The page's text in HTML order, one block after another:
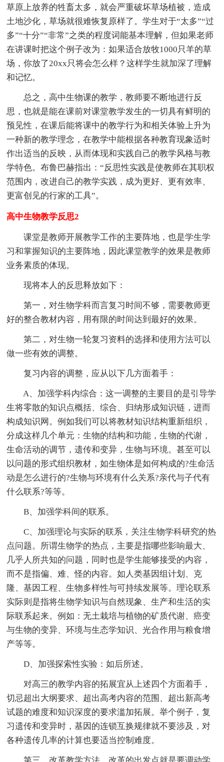
草原上放养的牲畜太多，就会严重破坏草场植被，造成
土地沙化，草场就很难恢复原样了。学生对于“太多”“过
多”“十分”“非常”之类的程度词能基本理解，但如果老师
在讲课时把这个例子改为：如果适合放牧1000只羊的草
场，你放了20xx只将会怎么样？这样学生就加深了理解
和记忆。
总之，高中生物课的教学，教师要不断地进行反
思，也就是能在课前对课堂教学发生的一切具有鲜明的
预见性，在课后能将课中的教学行为和相关体验上升为
一种新的教学理念，在教学中能根据各种教育现象适时
作出适当的反映，从而体现和实践自己的教学风格与教
学特色。布鲁巴赫指出：“反思性实践是使教师在其职权
范围内，改进自己的教学实践，成为更好、更有效率、
更富创见的行家的工具”。
高中生物教学反思2
课堂是教师开展教学工作的主要阵地，也是学生学
习和掌握知识的主要阵地，因此课堂教学的效果是教师
业务素质的体现。
现将本人的反思释放如下：
第一，对生物学科而言复习时间不够，需要教师更
好的整合教材内容，用有限的时间达到最好的效果。
第二，对生物一轮复习资料的选择和使用方法可以
做一些有效的调整。
复习内容的调整，应从以下几方面着手：
A、加强学科内综合：这一调整的主要目的是引导学
生将零散的知识点概括、综合、归纳形成知识链，进而
构成知识网。例如我们可以将教材知识结构重新组织，
分成这样几个单元：生物的结构和功能，生物的代谢，
生命活动的调节，遗传和变异，生物与环境。甚至可以
以问题的形式组织教材，如生物体是如何构成的?生命活
动是怎么进行的?生物与环境有什么关系?亲代与子代有
什么联系?等等。
B、加强学科间的联系。
C、加强理论与实际的联系，关注生物学科研究的热
点问题。所谓生物学的热点，主要是指哪些影响最大、
几乎人所共知的问题，同时也是学生能够接受的内容，
而不是指偏、难、怪的内容。如人类基因组计划、克
隆、基因工程、生物多样性与可持续发展等。理论联系
实际则是指将生物学知识与自然现象、生产和生活的实
际联系起来。例如：无土栽培与植物的矿质代谢、癌变
与生物的变异、环境与生态学知识、光合作用与粮食增
产等等。
D、加强探索性实验：如后所述。
对高三的教学内容的拓展宜从上述四个方面着手，
切忌超出大纲要求、超出高考内容的范围、超出新高考
试题的难度和知识深度的要求滥加拓展。举个例子，复
习遗传和变异时，基因的连锁互换规律就不要涉及，对
各种遗传几率的计算也要适当控制难度。